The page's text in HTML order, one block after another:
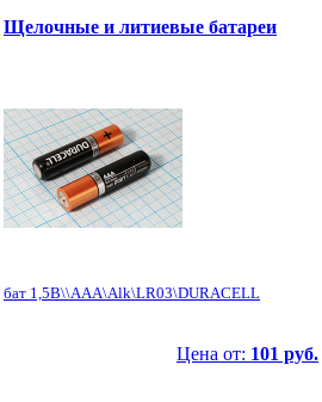
Щелочные и литиевые батареи
бат 1,5В\\AAA\Alk\LR03\DURACELL
Цена от: 101 руб.